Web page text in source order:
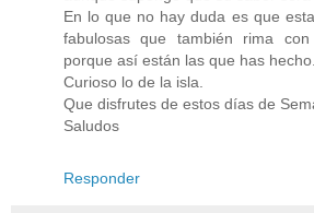
En lo que no hay duda es que
fabulosas que también rima
porque así están las que has hecho.
Curioso lo de la isla.
Que disfrutes de estos días de
Saludos
Responder